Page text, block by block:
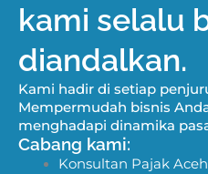
kami selalu
diandalkan.
Kami hadir di setiap
Mempermudah bisnis
menghadapi dinamika
Cabang kami:
Konsultan Pajak Aceh